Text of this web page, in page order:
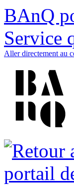
BAnQ
Service
Aller directement au